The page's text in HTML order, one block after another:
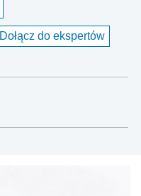
Dołącz do ekspertów